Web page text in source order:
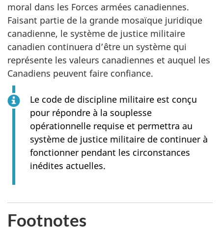
moral dans les Forces armées canadiennes.
Faisant partie de la grande mosaïque juridique
canadienne, le système de justice militaire
canadien continuera d’être un système qui
représente les valeurs canadiennes et auquel les
Canadiens peuvent faire confiance.
Le code de discipline militaire est conçu
pour répondre à la souplesse
opérationnelle requise et permettra au
système de justice militaire de continuer à
fonctionner pendant les circonstances
inédites actuelles.
Footnotes